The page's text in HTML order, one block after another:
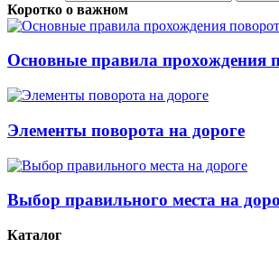
Коротко о важном
Основные правила прохождения
Элементы поворота на дороге
Выбор правильного места на
Каталог